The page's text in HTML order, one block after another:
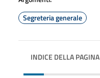
Segreteria generale
INDICE DELLA PAGINA